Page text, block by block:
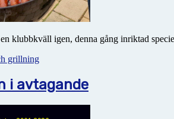
klubbkväll igen, denna gång inriktad
grillning
i avtagande